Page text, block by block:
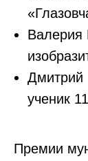
Валерия
Дмитрий
ученик
Премии